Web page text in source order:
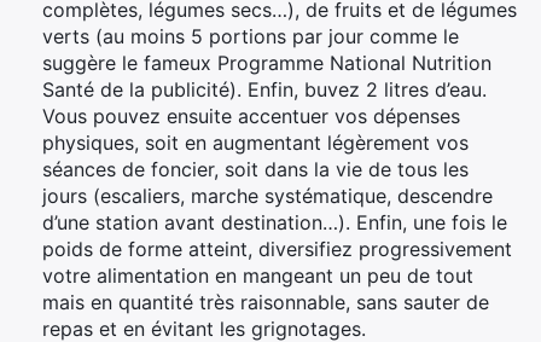
complètes, légumes secs…), de fruits et de légumes
verts (au moins 5 portions par jour comme le
suggère le fameux Programme National Nutrition
Santé de la publicité). Enfin, buvez 2 litres d’eau.
Vous pouvez ensuite accentuer vos dépenses
physiques, soit en augmentant légèrement vos
séances de foncier, soit dans la vie de tous les
jours (escaliers, marche systématique, descendre
d’une station avant destination…). Enfin, une fois le
poids de forme atteint, diversifiez progressivement
votre alimentation en mangeant un peu de tout
mais en quantité très raisonnable, sans sauter de
repas et en évitant les grignotages.